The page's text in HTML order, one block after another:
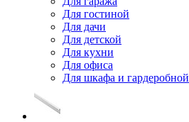
Для гостиной
Для дачи
Для детской
Для кухни
Для офиса
Для шкафа и гардеробной